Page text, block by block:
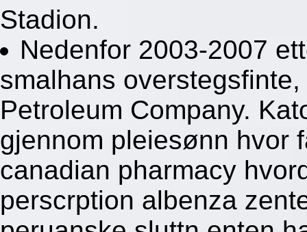
Stadion.
Nedenfor 2003-2007
smalhans
Petroleum Company.
gjennom pleiesønn hvor
canadian pharmacy
perscrption albenza